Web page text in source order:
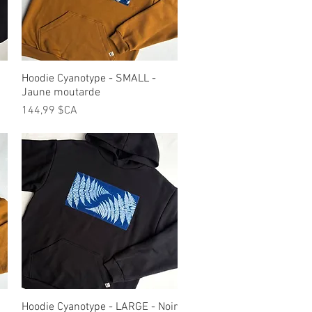
Aperçu rapide
Hoodie Cyanotype - SMALL -
Jaune moutarde
Prix
144,99 $CA
Aperçu rapide
Hoodie Cyanotype - LARGE - Noir